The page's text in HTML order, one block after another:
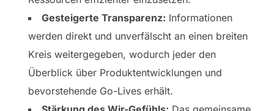
Gesteigerte Transparenz: Informationen
werden direkt und unverfälscht an einen breiten
Kreis weitergegeben, wodurch jeder den
Überblick über Produktentwicklungen und
bevorstehende Go-Lives erhält.